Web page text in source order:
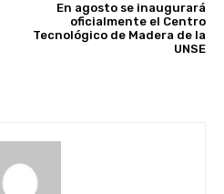
En agosto se inaugurará
oficialmente el Centro
Tecnológico de Madera de la
UNSE